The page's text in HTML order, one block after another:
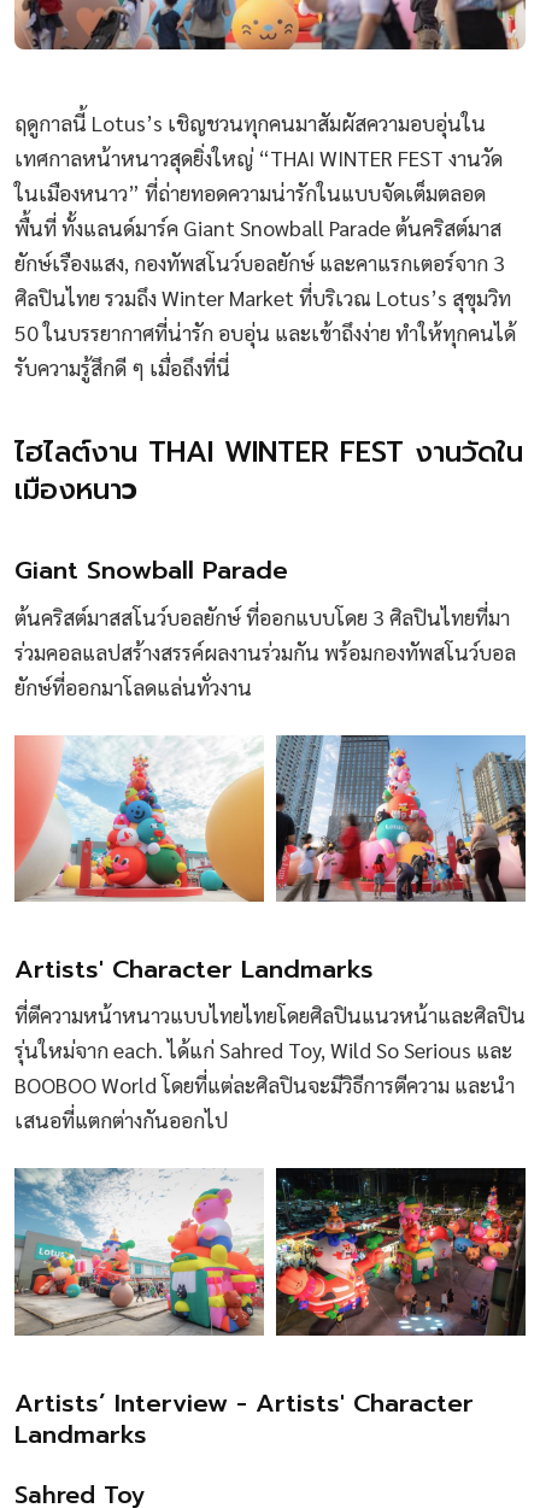
ฤดูกาลนี้ Lotus’s เชิญชวนทุกคนมาสัมผัสความอบอุ่นใน
เทศกาลหน้าหนาวสุดยิ่งใหญ่ “THAI WINTER FEST งานวัด
ในเมืองหนาว” ที่ถ่ายทอดความน่ารักในแบบจัดเต็มตลอด
พื้นที่ ทั้งแลนด์มาร์ค Giant Snowball Parade ต้นคริสต์มาส
ยักษ์เรืองแสง, กองทัพสโนว์บอลยักษ์ และคาแรกเตอร์จาก 3
ศิลปินไทย รวมถึง Winter Market ที่บริเวณ Lotus’s สุขุมวิท
50 ในบรรยากาศที่น่ารัก อบอุ่น และเข้าถึงง่าย ทำให้ทุกคนได้
รับความรู้สึกดี ๆ เมื่อถึงที่นี่
ไฮไลต์งาน THAI WINTER FEST งานวัดใน
เมืองหนาว
Giant Snowball Parade
ต้นคริสต์มาสสโนว์บอลยักษ์ ที่ออกแบบโดย 3 ศิลปินไทยที่มา
ร่วมคอลแลปสร้างสรรค์ผลงานร่วมกัน พร้อมกองทัพสโนว์บอล
ยักษ์ที่ออกมาโลดแล่นทั่วงาน
Artists' Character Landmarks
ที่ตีความหน้าหนาวแบบไทยไทยโดยศิลปินแนวหน้าและศิลปิน
รุ่นใหม่จาก each. ได้แก่ Sahred Toy, Wild So Serious และ
BOOBOO World โดยที่แต่ละศิลปินจะมีวิธีการตีความ และนำ
เสนอที่แตกต่างกันออกไป
Artists’ Interview - Artists' Character
Landmarks
Sahred Toy